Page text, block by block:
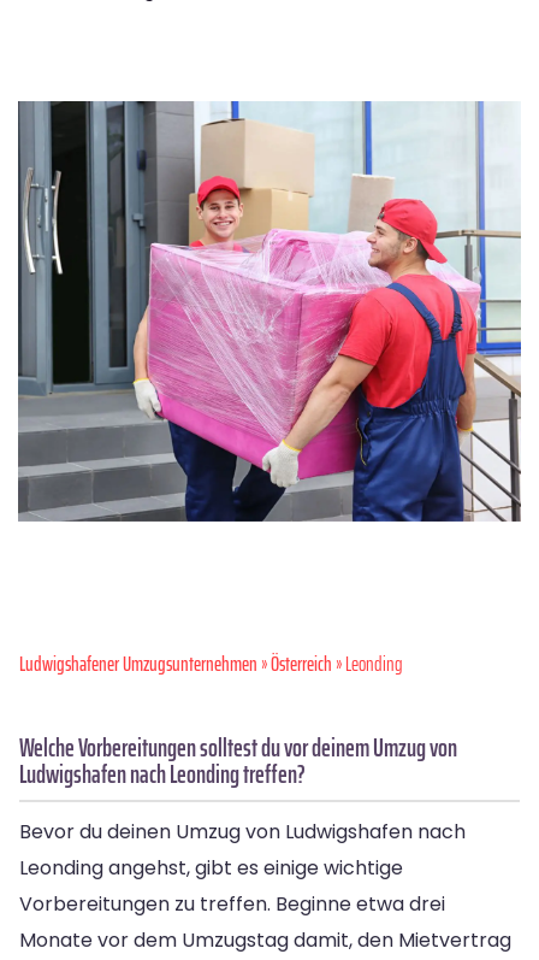
Ludwigshafener Umzugsunternehmen»Österreich» Leonding
Welche Vorbereitungen solltest du vor deinem Umzug von
Ludwigshafen nach Leonding treffen?
Bevor du deinen Umzug von Ludwigshafen nach
Leonding angehst, gibt es einige wichtige
Vorbereitungen zu treffen. Beginne etwa drei
Monate vor dem Umzugstag damit, den Mietvertrag